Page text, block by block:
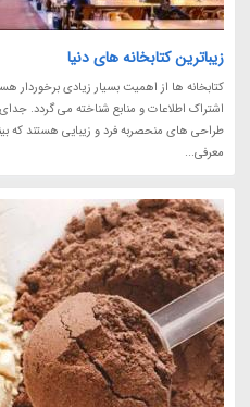
زیباترین کتابخانه های دنیا
کتابخانه ها از اهمیت بسیار زیادی برخوردار
اشتراک اطلاعات و منابع شناخته می گردد. جدای
طراحی های منحصربه فرد و زیبایی هستند که
معرفی...